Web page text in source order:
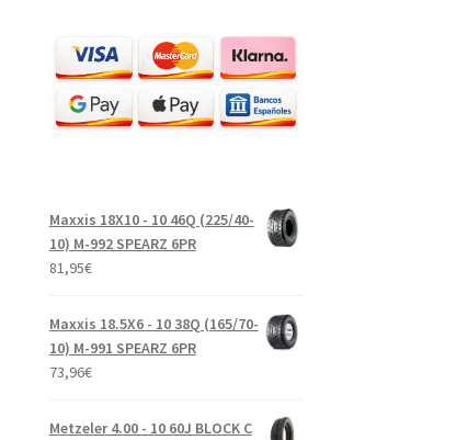
Maxxis 18X10 - 10 46Q (225/40-
10) M-992 SPEARZ 6PR
81,95€
Maxxis 18.5X6 - 10 38Q (165/70-
10) M-991 SPEARZ 6PR
73,96€
Metzeler 4.00 - 10 60J BLOCK C